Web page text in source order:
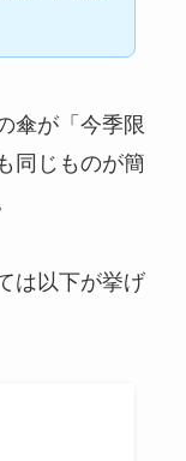
傘が「今季限
同じものが簡
は以下が挙げ